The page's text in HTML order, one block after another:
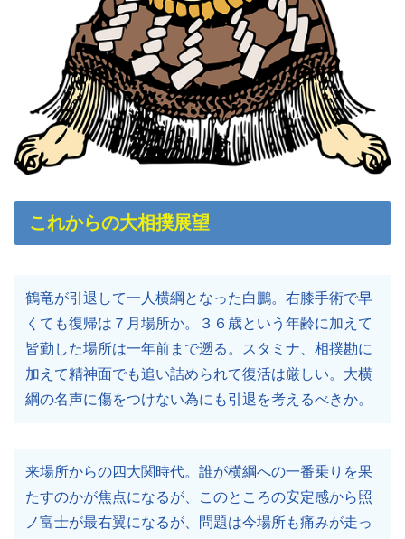
これからの大相撲展望
鶴竜が引退して一人横綱となった白鵬。右膝手術で早
くても復帰は７月場所か。３６歳という年齢に加えて
皆勤した場所は一年前まで遡る。スタミナ、相撲勘に
加えて精神面でも追い詰められて復活は厳しい。大横
綱の名声に傷をつけない為にも引退を考えるべきか。
来場所からの四大関時代。誰が横綱への一番乗りを果
たすのかが焦点になるが、このところの安定感から照
ノ富士が最右翼になるが、問題は今場所も痛みが走っ